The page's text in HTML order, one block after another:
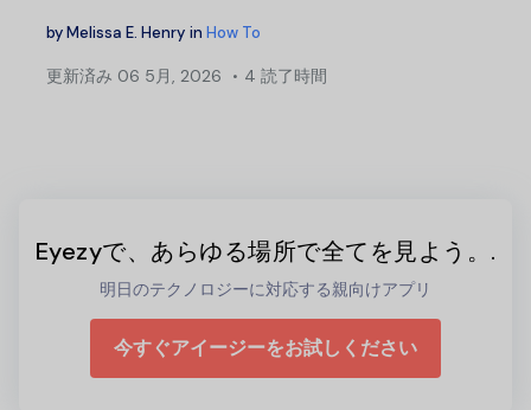
byMelissa E. Henry in How To
更新済み 06 5月, 2026 4 読了時間
Eyezyで、あらゆる場所で全てを見よう。.
明日のテクノロジーに対応する親向けアプリ
今すぐアイージーをお試しください